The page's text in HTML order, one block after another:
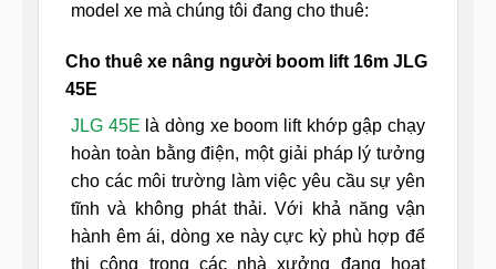
model xe mà chúng tôi đang cho thuê:
Cho thuê xe nâng người boom lift 16m JLG
45E
JLG 45E là dòng xe boom lift khớp gập chạy
hoàn toàn bằng điện, một giải pháp lý tưởng
cho các môi trường làm việc yêu cầu sự yên
tĩnh và không phát thải. Với khả năng vận
hành êm ái, dòng xe này cực kỳ phù hợp để
thi công trong các nhà xưởng đang hoạt